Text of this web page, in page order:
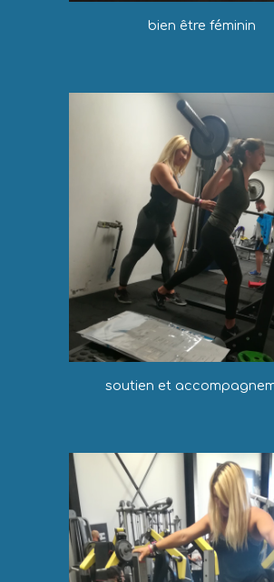
bien être féminin
soutien et